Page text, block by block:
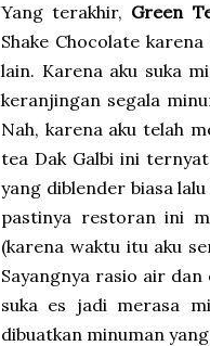
Yang terakhir, Green
Shake Chocolate
lain. Karena aku suka
keranjingan segala
Nah, karena aku telah
tea Dak Galbi ini
yang diblender biasa
pastinya restoran ini
(karena waktu itu aku
Sayangnya rasio air dan
suka es jadi merasa
dibuatkan minuman